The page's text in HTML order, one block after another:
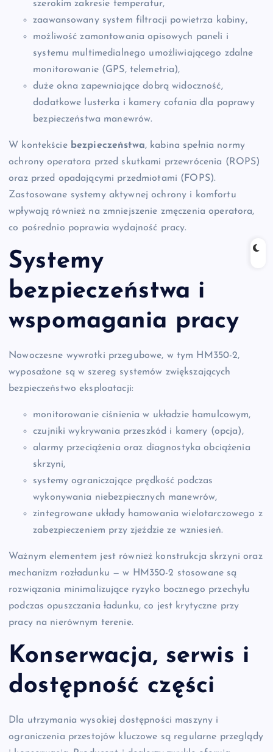
szerokim zakresie temperatur,
zaawansowany system filtracji powietrza kabiny,
możliwość zamontowania opisowych paneli i
systemu multimedialnego umożliwiającego zdalne
monitorowanie (GPS, telemetria),
duże okna zapewniające dobrą widoczność,
dodatkowe lusterka i kamery cofania dla poprawy
bezpieczeństwa manewrów.
W kontekście bezpieczeństwa, kabina spełnia normy
ochrony operatora przed skutkami przewrócenia (ROPS)
oraz przed opadającymi przedmiotami (FOPS).
Zastosowane systemy aktywnej ochrony i komfortu
wpływają również na zmniejszenie zmęczenia operatora,
co pośrednio poprawia wydajność pracy.
Systemy
bezpieczeństwa i
wspomagania pracy
Nowoczesne wywrotki przegubowe, w tym HM350-2,
wyposażone są w szereg systemów zwiększających
bezpieczeństwo eksploatacji:
monitorowanie ciśnienia w układzie hamulcowym,
czujniki wykrywania przeszkód i kamery (opcja),
alarmy przeciążenia oraz diagnostyka obciążenia
skrzyni,
systemy ograniczające prędkość podczas
wykonywania niebezpiecznych manewrów,
zintegrowane układy hamowania wielotarczowego z
zabezpieczeniem przy zjeździe ze wzniesień.
Ważnym elementem jest również konstrukcja skrzyni oraz
mechanizm rozładunku — w HM350-2 stosowane są
rozwiązania minimalizujące ryzyko bocznego przechyłu
podczas opuszczania ładunku, co jest krytyczne przy
pracy na nierównym terenie.
Konserwacja, serwis i
dostępność części
Dla utrzymania wysokiej dostępności maszyny i
ograniczenia przestojów kluczowe są regularne przeglądy